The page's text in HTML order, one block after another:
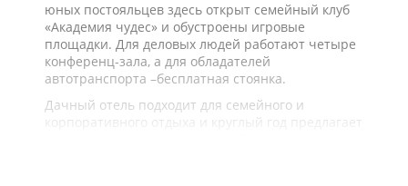
юных постояльцев здесь открыт семейный клуб
«Академия чудес» и обустроены игровые
площадки. Для деловых людей работают четыре
конференц-зала, а для обладателей
автотранспорта –бесплатная стоянка.
Дачный отель подходит для семейного и
корпоративного отдыха и круглый год предлагает